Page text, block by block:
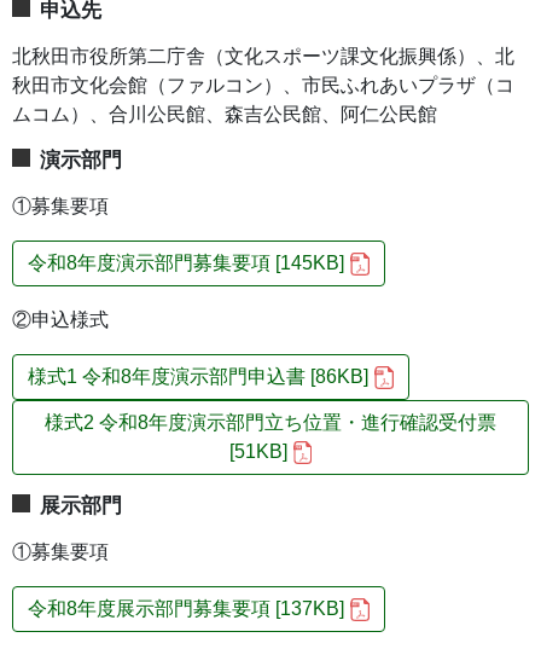
申込先
北秋田市役所第二庁舎（文化スポーツ課文化振興係）、北
秋田市文化会館（ファルコン）、市民ふれあいプラザ（コ
ムコム）、合川公民館、森吉公民館、阿仁公民館
演示部門
①募集要項
令和8年度演示部門募集要項 [145KB]
②申込様式
様式1 令和8年度演示部門申込書 [86KB]
様式2 令和8年度演示部門立ち位置・進行確認受付票
[51KB]
展示部門
①募集要項
令和8年度展示部門募集要項 [137KB]